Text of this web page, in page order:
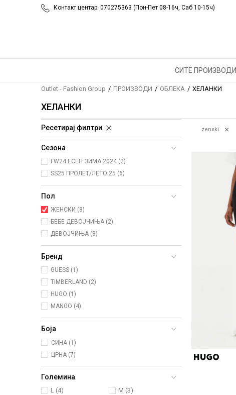
Контакт центар: 070275363 (Пон-Пет 08-16ч, Саб 10-15ч)
СИТЕ ПРОИЗВОДИ
Outlet - Fashion Group ПРОИЗВОДИ ОБЛЕКА ХЕЛАНКИ
ХЕЛАНКИ
Ресетирај филтри
Сезона
FW24 ЕСЕН ЗИМА 2024 (2)
SS25 ПРОЛЕТ/ЛЕТО 25 (6)
Пол
ЖЕНСКИ (8)
БЕБЕ ДЕВОЈЧИЊА (2)
ДЕВОЈЧИЊА (8)
Бренд
GUESS (1)
TIMBERLAND (2)
HUGO (1)
MANGO (4)
Боја
СИНА (1)
ЦРНА (7)
Големина
L (4) M (3)
zenski